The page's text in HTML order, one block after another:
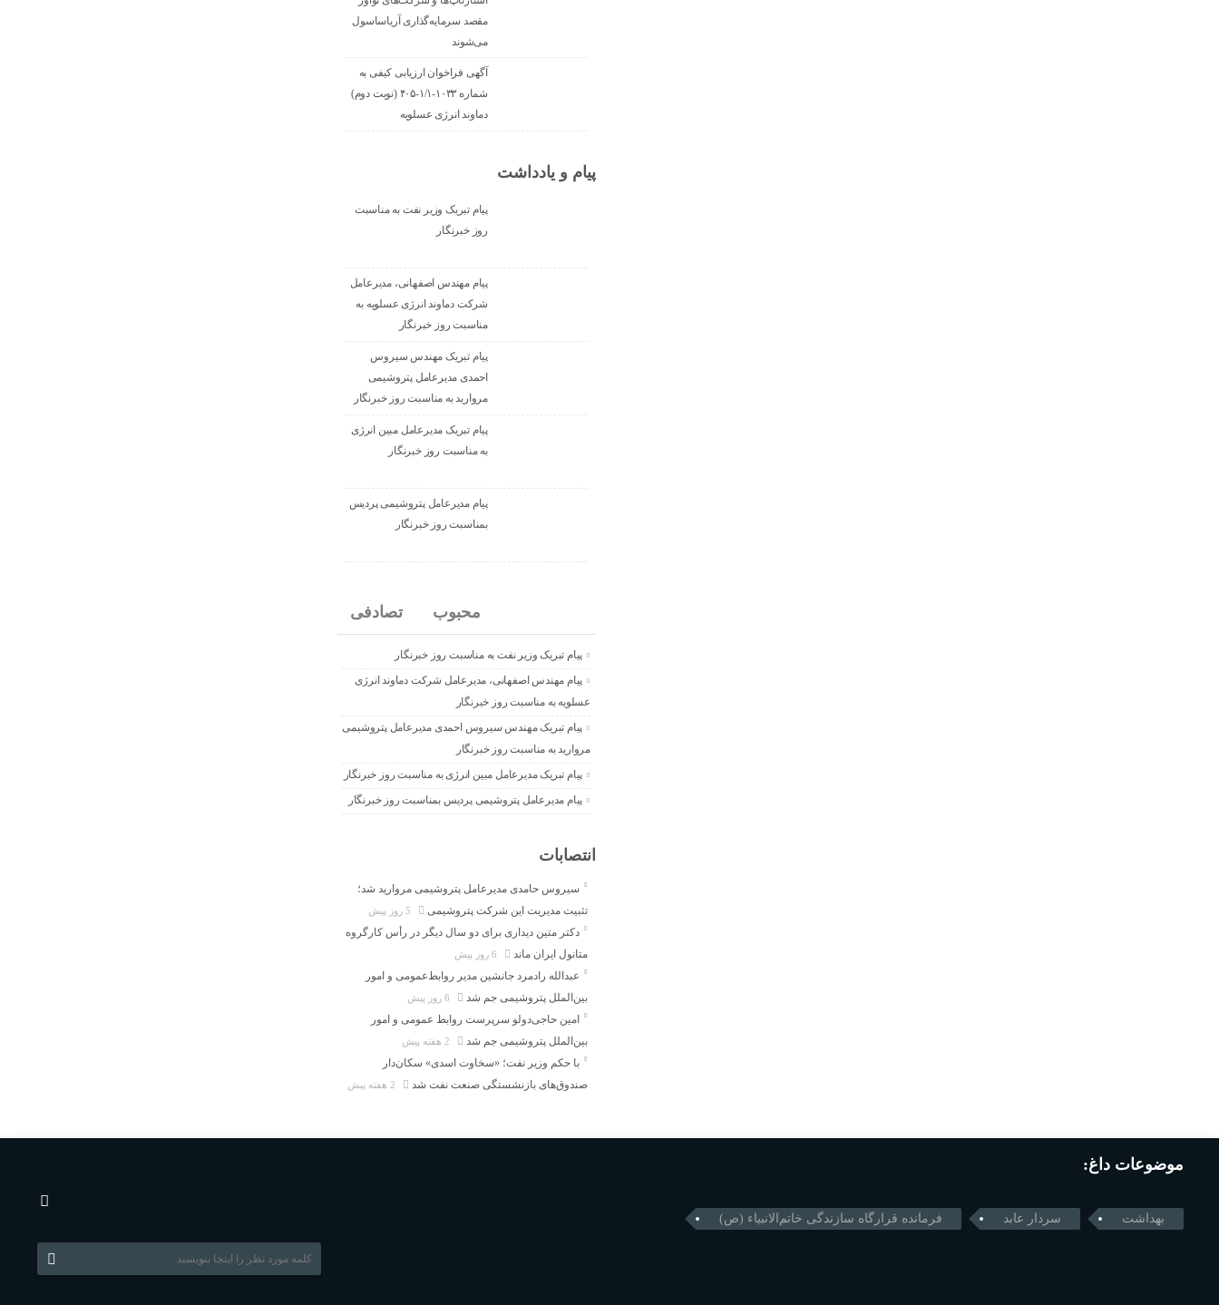
مقصد سرما‌یه‌گذاری آریاساسول
می‌شوند
آگهی فراخوان ارزیابی کیفی به
شماره ۱۰۳۳-۱/۱-۴۰۵ (نوبت دوم)
دماوند انرژی عسلویه
پیام و یادداشت
پیام تبریک وزیر نفت به مناسبت
روز خبرنگار
پیام مهندس اصفهانی، مدیرعامل
شرکت دماوند انرژی عسلویه به
مناسبت روز خبرنگار
پیام تبریک مهندس سیروس
احمدی مدیرعامل پتروشیمی
مروارید به مناسبت روز خبرنگار
پیام تبریک مدیرعامل مبین انرژی
به مناسبت روز خبرنگار
پیام مدیرعامل پتروشیمی پردیس
بمناسبت روز خبرنگار
محبوب تصادفی
پیام تبریک وزیر نفت به مناسبت روز خبرنگار
پیام مهندس اصفهانی، مدیرعامل شرکت دماوند انرژی
عسلویه به مناسبت روز خبرنگار
پیام تبریک مهندس سیروس احمدی مدیرعامل پتروشیمی
مروارید به مناسبت روز خبرنگار
پیام تبریک مدیرعامل مبین انرژی به مناسبت روز خبرنگار
پیام مدیرعامل پتروشیمی پردیس بمناسبت روز خبرنگار
انتصابات
سیروس حامدی مدیرعامل پتروشیمی مروارید شد؛
تثبیت مدیریت این شرکت پتروشیمی
دکتر متین دیداری برای دو سال دیگر در رأس کارگروه
متانول ایران ماند
عبدالله رادمرد جانشین مدیر روابط‌عمومی و امور
بین‌الملل پتروشیمی جم شد
امین حاجی‌دولو سرپرست روابط عمومی و امور
بین‌الملل پتروشیمی جم شد
با حکم وزیر نفت؛ «سخاوت اسدی» سکان‌دار
صندوق‌های بازنشستگی صنعت نفت شد
موضوعات داغ:
بهداشت سردار عابد فرمانده قرارگاه سازندگی خاتم‌الانبیاء (ص)